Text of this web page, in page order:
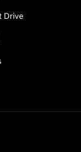
Drive